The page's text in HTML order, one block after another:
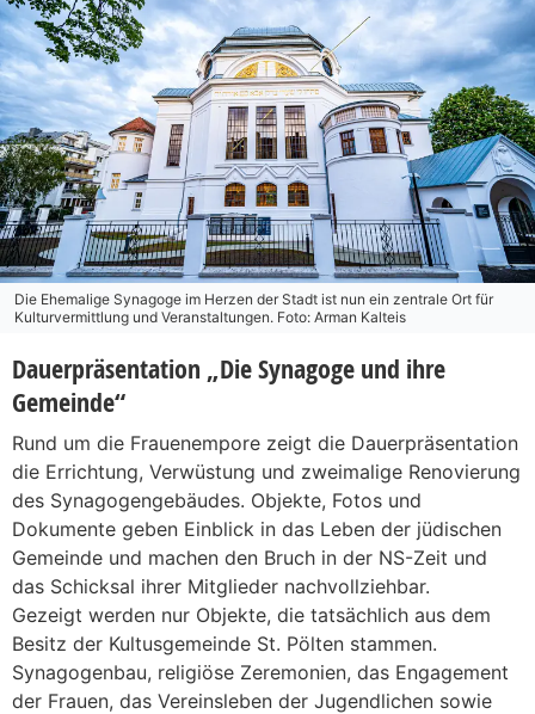
Die Ehemalige Synagoge im Herzen der Stadt ist nun ein zentrale Ort für
Kulturvermittlung und Veranstaltungen. Foto: Arman Kalteis
Dauerpräsentation „Die Synagoge und ihre
Gemeinde“
Rund um die Frauenempore zeigt die Dauerpräsentation
die Errichtung, Verwüstung und zweimalige Renovierung
des Synagogengebäudes. Objekte, Fotos und
Dokumente geben Einblick in das Leben der jüdischen
Gemeinde und machen den Bruch in der NS-Zeit und
das Schicksal ihrer Mitglieder nachvollziehbar.
Gezeigt werden nur Objekte, die tatsächlich aus dem
Besitz der Kultusgemeinde St. Pölten stammen.
Synagogenbau, religiöse Zeremonien, das Engagement
der Frauen, das Vereinsleben der Jugendlichen sowie